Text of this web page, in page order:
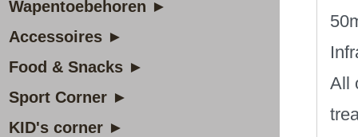
Wapentoebehoren ►
Accessoires ►
Food & Snacks ►
Sport Corner ►
KID's corner ►
All